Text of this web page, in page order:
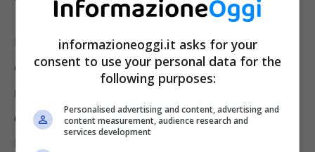
Non solo: immaginiamo le persone anziane
che generalmente hanno anche maggior
necessità di medicine, che devono
districarsi tra messaggini e smartphone
Insomma, l’idea era ed è buona, ma poteva e
informazioneoggi.it asks for your
consent to use your personal data for the
following purposes:
Personalised advertising and content, advertising and
content measurement, audience research and
services development